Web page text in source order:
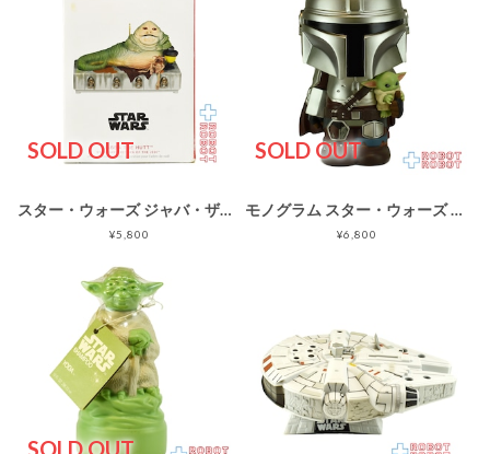
SOLD OUT
スター・ウォーズ ジャバ・ザ・ハット クリスマスオーナメント 2023 ホールマーク社 箱入
¥5,800
SOLD OUT
モノグラム スター・ウォーズ マンダロリアン&グローグー PVC 貯金箱
¥6,800
SOLD OUT